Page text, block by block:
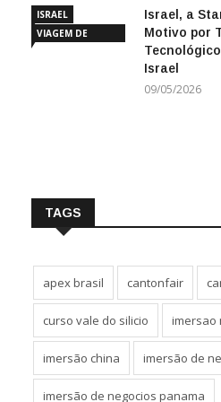
ISRAEL
VIAGEM DE
Israel, a
Motivo por
Israel
09/05/2026
TAGS
apex brasil cantonfair
curso vale do silicio imersao
imersão china imersão de
imersão de negocios panama